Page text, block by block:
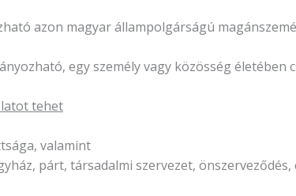
azon magyar állampolgárságú
egy személy vagy közösség életében
tehet
valamint
párt, társadalmi szervezet,